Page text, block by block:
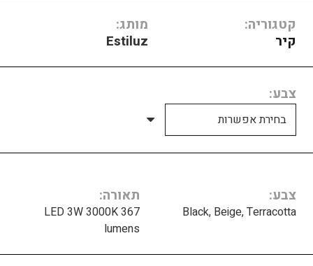
קטגוריה:
קיר
מותג:
Estiluz
צבע
צבע
Black, Beige, Terracotta
תאורה
LED 3W 3000K 367
lumens